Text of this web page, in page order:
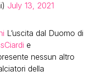
July 13, 2021
L’uscita dal Duomo di
e
nessun altro
della